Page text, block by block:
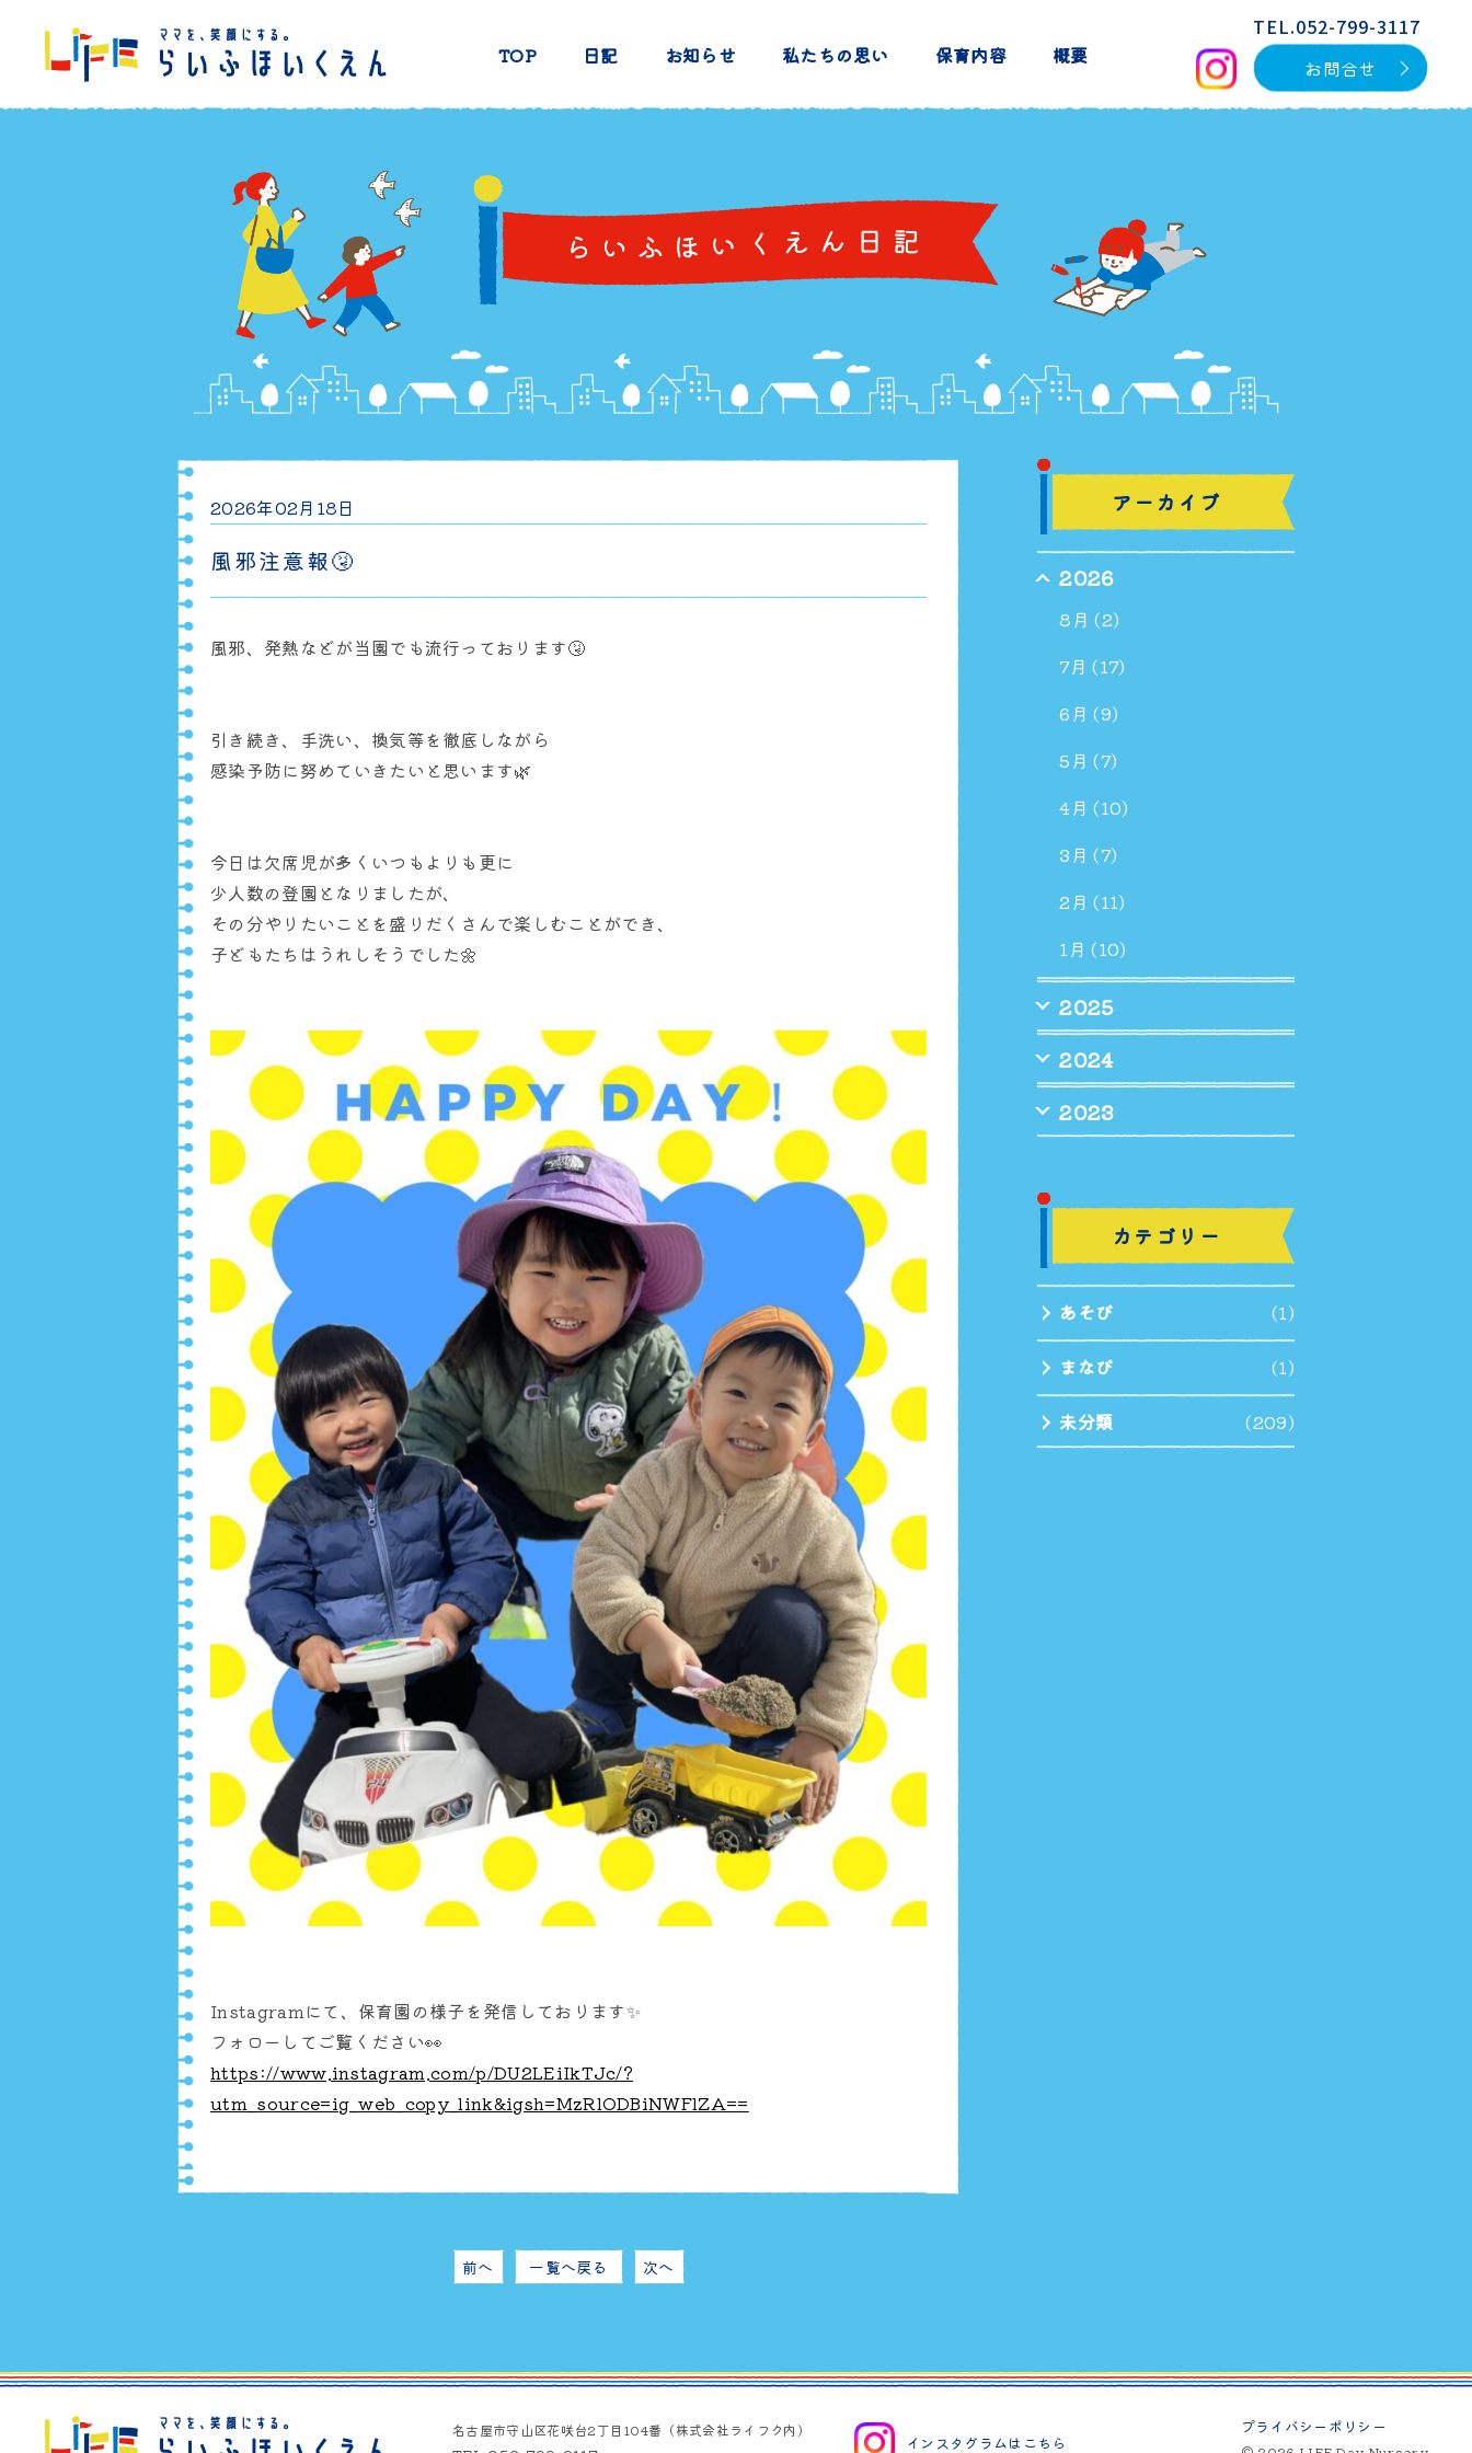
TOP 日記 お知らせ 私たちの思い 保育内容 概要
TEL.052-799-3117
お問合せ
2026年02月18日
風邪注意報🤧
風邪、発熱などが当園でも流行っております🤧
引き続き、手洗い、換気等を徹底しながら
感染予防に努めていきたいと思います🌿
今日は欠席児が多くいつもよりも更に
少人数の登園となりましたが、
その分やりたいことを盛りだくさんで楽しむことができ、
子どもたちはうれしそうでした🌼
Instagramにて、保育園の様子を発信しております✨
フォローしてご覧ください👀
https://www.instagram.com/p/DU2LEiIkTJc/?
utm_source=ig_web_copy_link&igsh=MzRlODBiNWFlZA==
前へ 一覧へ戻る 次へ
アーカイブ
2026
8月 (2)
7月 (17)
6月 (9)
5月 (7)
4月 (10)
3月 (7)
2月 (11)
1月 (10)
2025
2024
2023
カテゴリー
あそび (1)
まなび (1)
未分類 (209)
名古屋市守山区花咲台2丁目104番（株式会社ライフク内）
インスタグラムはこちら
プライバシーポリシー